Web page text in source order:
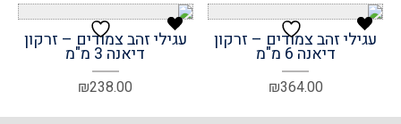
עגילי זהב צמודים – זרקון
דיאנה 6 מ"מ
₪364.00
עגילי זהב צמודים – זרקון
דיאנה 3 מ"מ
₪238.00